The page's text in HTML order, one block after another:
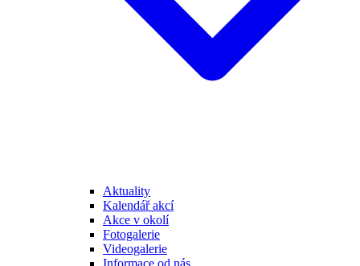
Aktuality
Kalendář akcí
Akce v okolí
Fotogalerie
Videogalerie